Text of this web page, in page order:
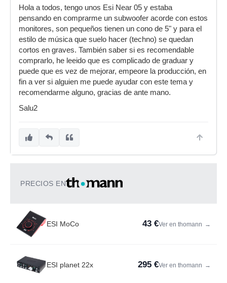
Hola a todos, tengo unos Esi Near 05 y estaba
pensando en comprarme un subwoofer acorde con estos
monitores, son pequeños tienen un cono de 5" y para el
estilo de música que suelo hacer (techno) se quedan
cortos en graves. También saber si es recomendable
comprarlo, he leeido que es complicado de graduar y
puede que es vez de mejorar, empeore la producción, en
fin a ver si alguien me puede ayudar con este tema y
recomendarme alguno, gracias de ante mano.
Salu2
PRECIOS EN
ESI MoCo 43 €Ver en thomann →
ESI planet 22x 295 €Ver en thomann →